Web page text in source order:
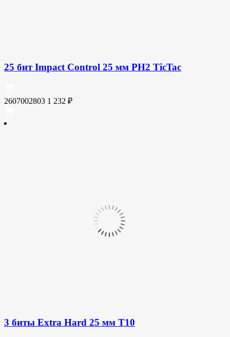
25 бит Impact Control 25 мм PH2 TicTac
2607002803 1 232 ₽
3 биты Extra Hard 25 мм T10